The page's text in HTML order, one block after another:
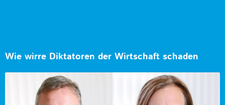
Wie wirre Diktatoren der Wirtschaft schaden